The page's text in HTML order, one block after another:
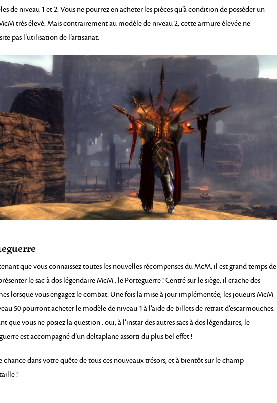
de niveau 1 et 2. Vous ne pourrez en acheter les pièces qu’à condition de posséder un
très élevé. Mais contrairement au modèle de niveau 2, cette armure élevée ne
pas l’utilisation de l’artisanat.
que vous connaissez toutes les nouvelles récompenses du McM, il est grand temps de
le sac à dos légendaire McM : le Porteguerre ! Centré sur le siège, il crache des
lorsque vous engagez le combat. Une fois la mise à jour implémentée, les joueurs McM
50 pourront acheter le modèle de niveau 1 à l’aide de billets de retrait d’escarmouches.
que vous ne posiez la question : oui, à l’instar des autres sacs à dos légendaires, le
est accompagné d’un deltaplane assorti du plus bel effet !
chance dans votre quête de tous ces nouveaux trésors, et à bientôt sur le champ
!